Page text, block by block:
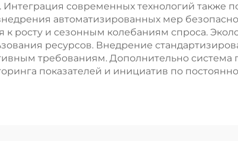
Интеграция современных технологий
автоматизированных мер
к росту и сезонным колебаниям спроса.
ресурсов. Внедрение
требованиям. Дополнительно система
показателей и инициатив по